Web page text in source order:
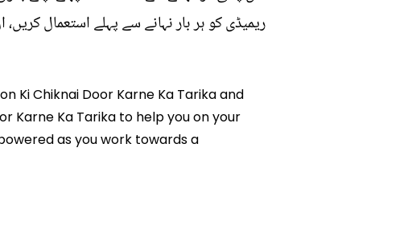
ریمیڈی کو ہر بار نہانے سے پہلے استعمال
Ki Chiknai Door Karne Ka Tarika and
Karne Ka Tarika to help you on your
as you work towards a